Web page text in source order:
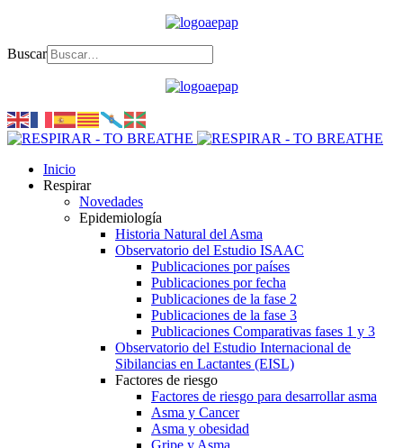
Buscar
Inicio
Respirar
Novedades
Epidemiología
Historia Natural del Asma
Observatorio del Estudio ISAAC
Publicaciones por países
Publicaciones por fecha
Publicaciones de la fase 2
Publicaciones de la fase 3
Publicaciones Comparativas fases 1 y 3
Observatorio del Estudio Internacional de
Sibilancias en Lactantes (EISL)
Factores de riesgo
Factores de riesgo para desarrollar asma
Asma y Cancer
Asma y obesidad
Gripe y Asma